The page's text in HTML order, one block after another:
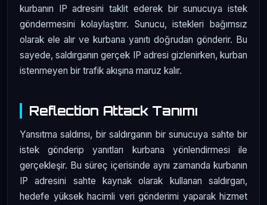
kurbanın IP adresini taklit ederek bir sunucuya istek
göndermesini kolaylaştırır. Sunucu, istekleri bağımsız
olarak ele alır ve kurbana yanıtı doğrudan gönderir. Bu
sayede, saldırganın gerçek IP adresi gizlenirken, kurban
istenmeyen bir trafik akışına maruz kalır.
Reflection Attack Tanımı
Yansıtma saldırısı, bir saldırganın bir sunucuya sahte bir
istek gönderip yanıtları kurbana yönlendirmesi ile
gerçekleşir. Bu süreç içerisinde aynı zamanda kurbanın
IP adresini sahte kaynak olarak kullanan saldırgan,
hedefe yüksek hacimli veri gönderimi yaparak hizmet